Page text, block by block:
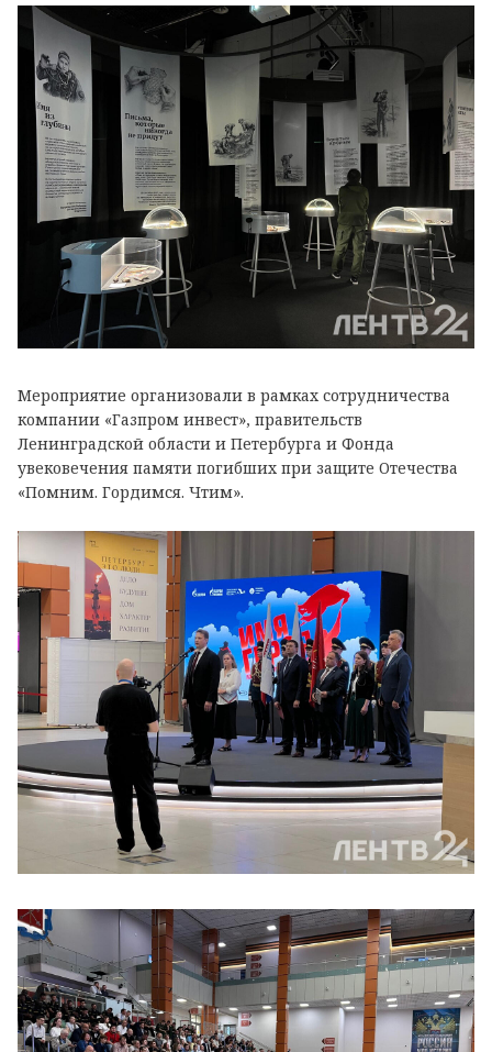
Мероприятие организовали в рамках сотрудничества
компании «Газпром инвест», правительств
Ленинградской области и Петербурга и Фонда
увековечения памяти погибших при защите Отечества
«Помним. Гордимся. Чтим».